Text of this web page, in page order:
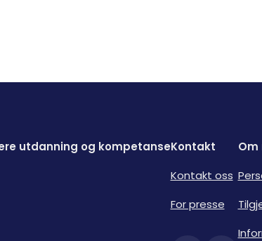
utdanning og kompetanseKontakt
Kontakt oss
For presse